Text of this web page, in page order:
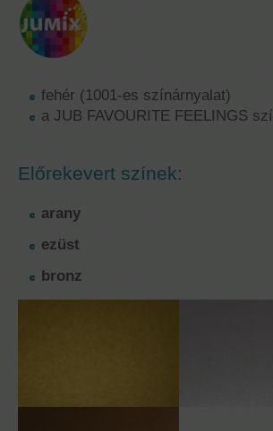
fehér (1001-es színárnyalat)
a JUB FAVOURITE FEELINGS
Előrekevert színek:
arany
ezüst
bronz